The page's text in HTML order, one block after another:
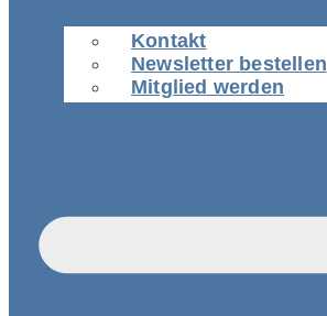
Kontakt
Newsletter bestellen
Mitglied werden